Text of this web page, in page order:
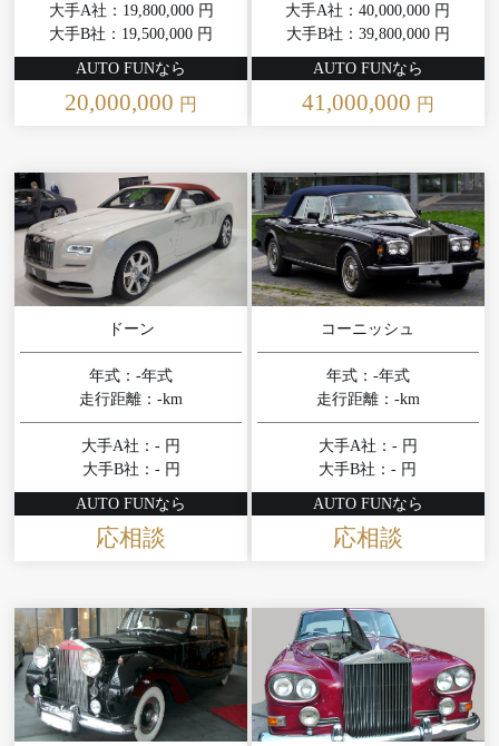
大手A社：19,800,000 円
大手B社：19,500,000 円
AUTO FUNなら
20,000,000 円
大手A社：40,000,000 円
大手B社：39,800,000 円
AUTO FUNなら
41,000,000 円
ドーン
年式：-年式
走行距離：-km
大手A社：- 円
大手B社：- 円
AUTO FUNなら
応相談
コーニッシュ
年式：-年式
走行距離：-km
大手A社：- 円
大手B社：- 円
AUTO FUNなら
応相談